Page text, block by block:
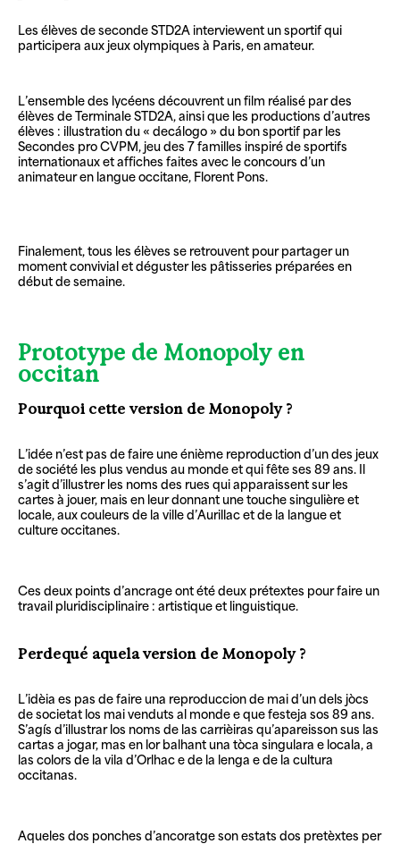
Les élèves de seconde STD2A interviewent un sportif qui
participera aux jeux olympiques à Paris, en amateur.
L’ensemble des lycéens découvrent un film réalisé par des
élèves de Terminale STD2A, ainsi que les productions d’autres
élèves : illustration du « decálogo » du bon sportif par les
Secondes pro CVPM, jeu des 7 familles inspiré de sportifs
internationaux et affiches faites avec le concours d’un
animateur en langue occitane, Florent Pons.
Finalement, tous les élèves se retrouvent pour partager un
moment convivial et déguster les pâtisseries préparées en
début de semaine.
Prototype de Monopoly en
occitan
Pourquoi cette version de Monopoly ?
L’idée n’est pas de faire une énième reproduction d’un des jeux
de société les plus vendus au monde et qui fête ses 89 ans. Il
s’agit d’illustrer les noms des rues qui apparaissent sur les
cartes à jouer, mais en leur donnant une touche singulière et
locale, aux couleurs de la ville d’Aurillac et de la langue et
culture occitanes.
Ces deux points d’ancrage ont été deux prétextes pour faire un
travail pluridisciplinaire : artistique et linguistique.
Perdequé aquela version de Monopoly ?
L’idèia es pas de faire una reproduccion de mai d’un dels jòcs
de societat los mai venduts al monde e que festeja sos 89 ans.
S’agís d’illustrar los noms de las carrièiras qu’apareisson sus las
cartas a jogar, mas en lor balhant una tòca singulara e locala, a
las colors de la vila d’Orlhac e de la lenga e de la cultura
occitanas.
Aqueles dos ponches d’ancoratge son estats dos pretèxtes per